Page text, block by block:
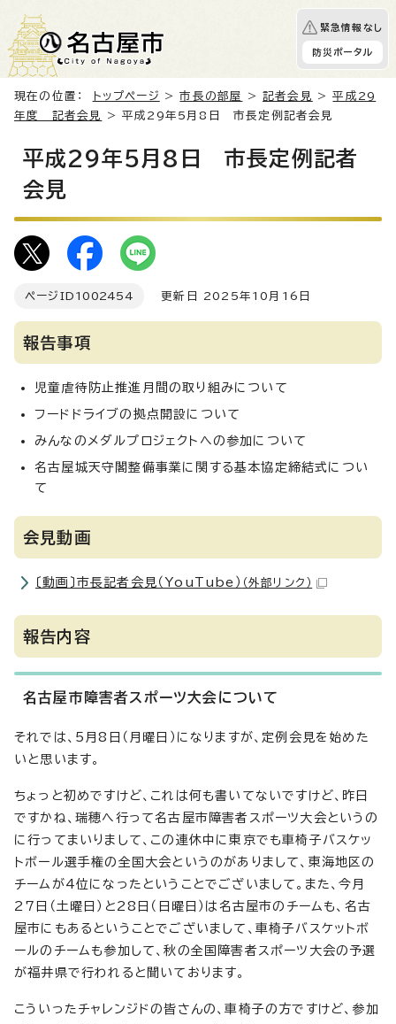
緊急情報なし
防災ポータル
現在の位置： トップページ >市長の部屋 >記者会見 >平成29
年度 記者会見
> 平成29年5月8日 市長定例記者会見
平成29年5月8日 市長定例記者
会見
ページID 1002454 更新日 2025年10月16日
報告事項
児童虐待防止推進月間の取り組みについて
フードドライブの拠点開設について
みんなのメダルプロジェクトへの参加について
名古屋城天守閣整備事業に関する基本協定締結式につい
て
会見動画
〔動画〕市長記者会見（YouTube） （外部リンク）
報告内容
名古屋市障害者スポーツ大会について
それでは、5月8日（月曜日）になりますが、定例会見を始めた
いと思います。
ちょっと初めですけど、これは何も書いてないですけど、昨日
ですかね、瑞穂へ行って名古屋市障害者スポーツ大会というの
に行ってまいりまして、この連休中に東京でも車椅子バスケッ
トボール選手権の全国大会というのがありまして、東海地区の
チームが4位になったということでございまして。また、今月
27日（土曜日）と28日（日曜日）は名古屋市のチームも、名古
屋市にもあるということでございまして、車椅子バスケットボ
ールのチームも参加して、秋の全国障害者スポーツ大会の予選
が福井県で行われると聞いております。
こういったチャレンジドの皆さんの、車椅子の方ですけど、参加